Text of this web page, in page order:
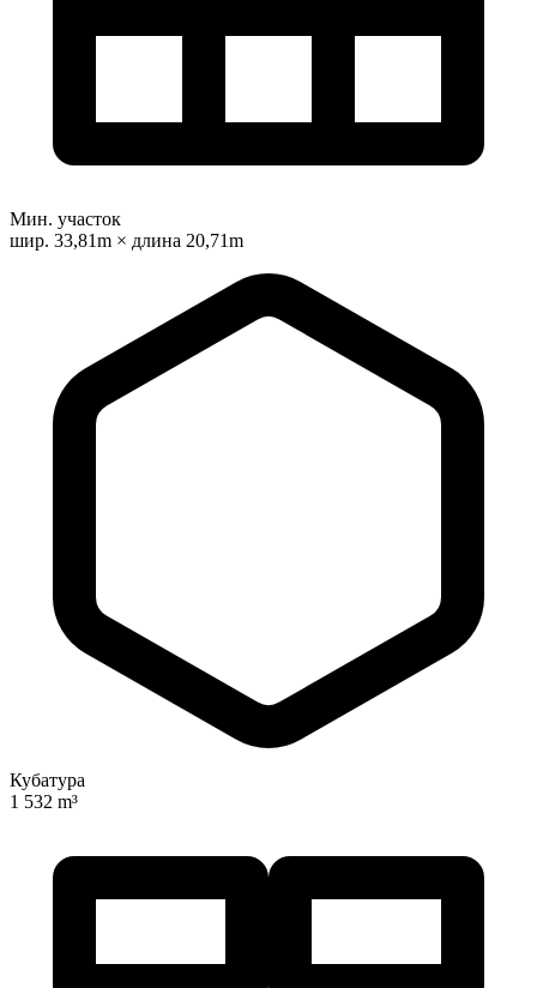
Мин. участок
шир. 33,81m × длина 20,71m
Кубатура
1 532 m³